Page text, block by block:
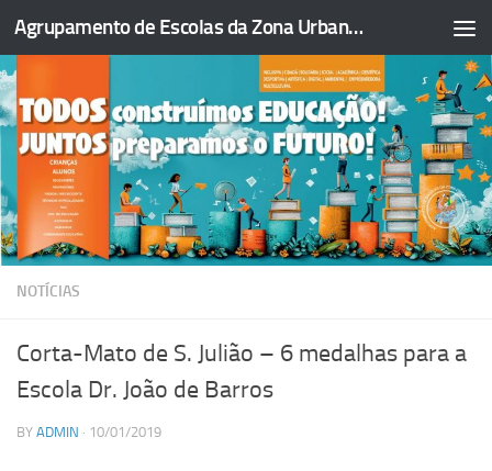
Skip to content Agrupamento de Escolas da Zona Urbana da Figueira da Foz
NOTÍCIAS
Corta-Mato de S. Julião – 6 medalhas para a
Escola Dr. João de Barros
BY ADMIN · 10/01/2019